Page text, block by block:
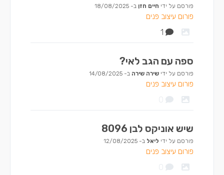
פורסם על ידי חיים חזן ב- 18/08/2025
פורום עיצוב פנים
1
ספה עם הגב לאי?
פורסם על ידי שירה שירה ב- 14/08/2025
פורום עיצוב פנים
0
שיש אוניקס לבן 8096
פורסם על ידי ליאל ב- 12/08/2025
פורום עיצוב פנים
0